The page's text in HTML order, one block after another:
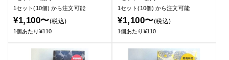
1セット(10個)から注文可能
¥1,100〜(税込)
1個あたり¥110
1セット(10個)から注文可能
¥1,100〜(税込)
1個あたり¥110